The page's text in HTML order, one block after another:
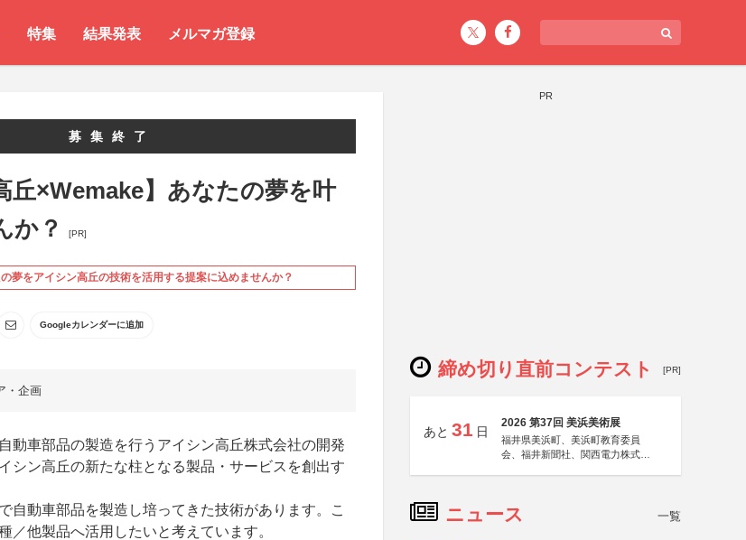
特集 結果発表 メルマガ登録
募集終了
丘×Wemake】あなたの夢を叶
か？
[PR]
夢をアイシン高丘の技術を活用する提案に込めませんか？
Googleカレンダーに追加
・企画
動車部品の製造を行うアイシン高丘株式会社の開発
シン高丘の新たな柱となる製品・サービスを創出す
自動車部品を製造し培ってきた技術があります。こ
／他製品へ活用したいと考えています。
PR
締め切り直前コンテスト [PR]
あと 31 日
2026 第37回 美浜美術展
福井県美浜町、美浜町教育委員
会、福井新聞社、関西電力株式会
ニュース 一覧